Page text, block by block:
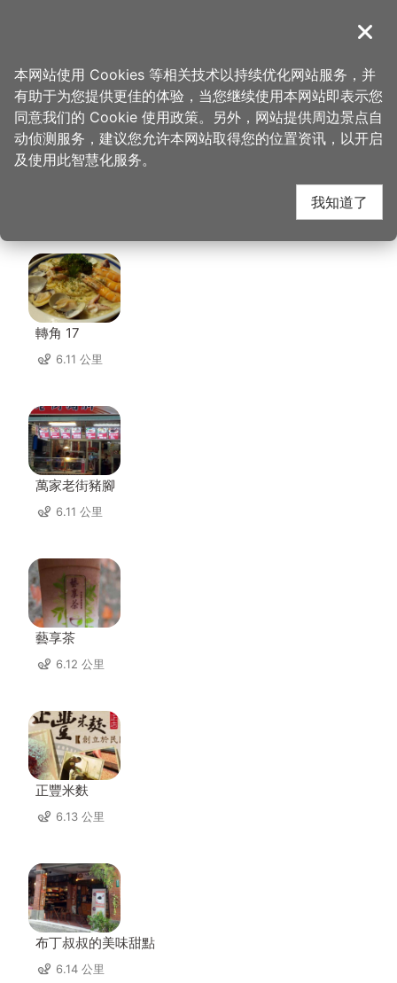
導覽
首页 > 想去的地方 > 美食、购物 > 忠贞眷村口麻辣卤味
忠贞眷村口麻辣卤味 周
边店家
轉角 17
6.11 公里
萬家老街豬腳
6.11 公里
藝享茶
6.12 公里
正豐米麩
6.13 公里
布丁叔叔的美味甜點
6.14 公里
关闭
本网站使用 Cookies 等相关技术以持续优化网站服务，并
有助于为您提供更佳的体验，当您继续使用本网站即表示您
同意我们的 Cookie 使用政策。另外，网站提供周边景点自
动侦测服务，建议您允许本网站取得您的位置资讯，以开启
及使用此智慧化服务。
我知道了